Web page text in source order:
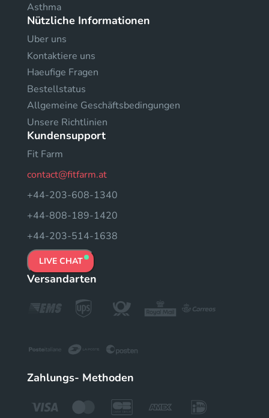
Asthma
Nützliche Informationen
Uber uns
Kontaktiere uns
Haeufige Fragen
Bestellstatus
Allgemeine Geschäftsbedingungen
Unsere Richtlinien
Kundensupport
Fit Farm
contact@fitfarm.at
+44-203-608-1340
+44-808-189-1420
+44-203-514-1638
LIVE CHAT
Versandarten
Zahlungs- Methoden